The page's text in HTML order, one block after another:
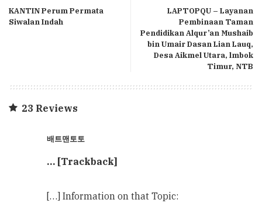
KANTIN Perum Permata
Siwalan Indah
LAPTOPQU – Layanan
Pembinaan Taman
Pendidikan Alqur’an Mushaib
bin Umair Dasan Lian Lauq,
Desa Aikmel Utara, lmbok
Timur, NTB
23 Reviews
배트맨토토
… [Trackback]
[…] Information on that Topic: